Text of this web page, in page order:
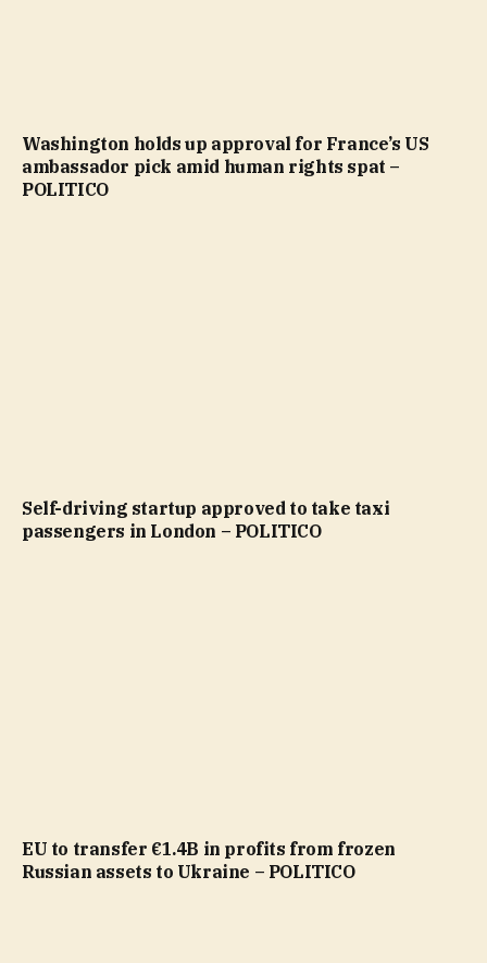
Washington holds up approval for France’s US
ambassador pick amid human rights spat –
POLITICO
Self-driving startup approved to take taxi
passengers in London – POLITICO
EU to transfer €1.4B in profits from frozen
Russian assets to Ukraine – POLITICO